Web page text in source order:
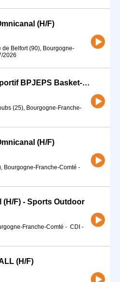
(H/F)
de Belfort (90), Bourgogne-
2026
Apprenti Éducateur Sportif BPJEPS Basket-Ball (H/F)
(25), Bourgogne-Franche-
(H/F)
Bourgogne-Franche-Comté -
F) - Sports Outdoor
Franche-Comté - CDI -
(H/F)